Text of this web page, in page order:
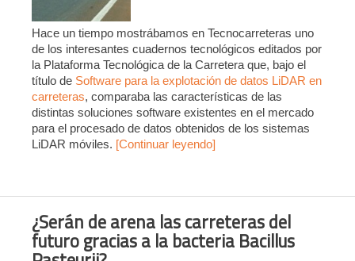
Hace un tiempo mostrábamos en Tecnocarreteras uno
de los interesantes cuadernos tecnológicos editados por
la Plataforma Tecnológica de la Carretera que, bajo el
título de Software para la explotación de datos LiDAR en
carreteras, comparaba las características de las
distintas soluciones software existentes en el mercado
para el procesado de datos obtenidos de los sistemas
LiDAR móviles. [Continuar leyendo]
¿Serán de arena las carreteras del
futuro gracias a la bacteria Bacillus